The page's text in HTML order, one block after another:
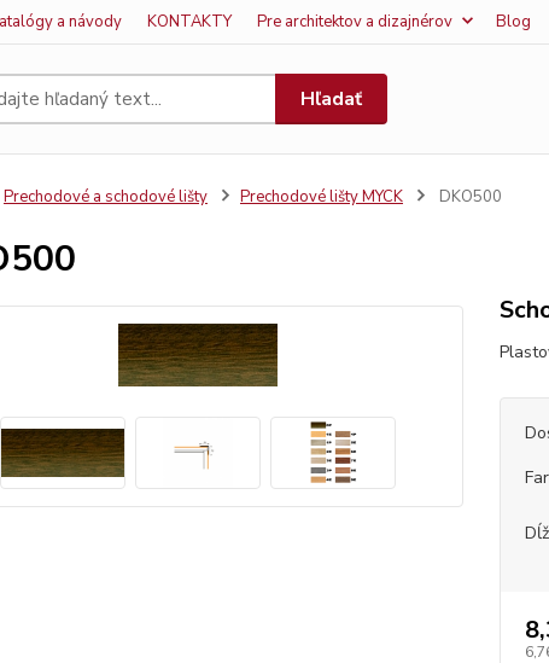
a návody KONTAKTY Pre architektov a dizajnérov Blog
Hľadať
Prechodové a schodové lišty Prechodové lišty MYCK DKO500